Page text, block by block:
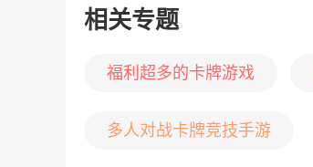
相关专题
福利超多的卡牌游戏
多人对战卡牌竞技手游